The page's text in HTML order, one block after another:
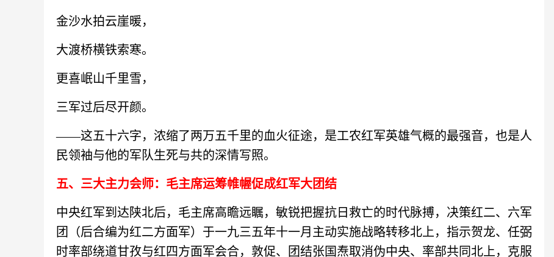
金沙水拍云崖暖，
大渡桥横铁索寒。
更喜岷山千里雪，
三军过后尽开颜。
——这五十六字，浓缩了两万五千里的血火征途，是工农红军英雄气概的最强音，也是人
民领袖与他的军队生死与共的深情写照。
五、三大主力会师：毛主席运筹帷幄促成红军大团结
中央红军到达陕北后， 毛主席高瞻远瞩，敏锐把握抗日救亡的时代脉搏，决策红二、六军
团（后合编为红二方面军）于一九三五年十一月主动实施战略转移北上，指示贺龙、任弼
时率部绕道甘孜与红四方面军会合，敦促、团结张国焘取消伪中央、率部共同北上，克服